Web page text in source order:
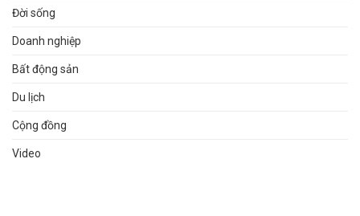
Đời sống
Doanh nghiệp
Bất động sản
Du lịch
Cộng đồng
Video